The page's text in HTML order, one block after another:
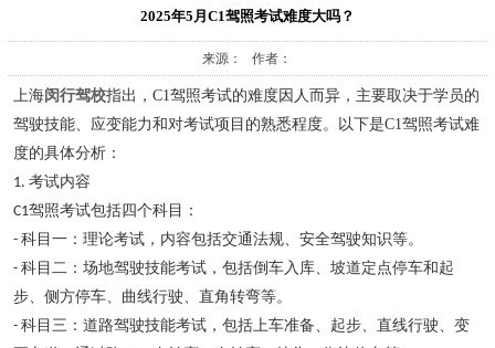
2025年5月C1驾照考试难度大吗？
来源： 作者：
上海闵行驾校指出，C1驾照考试的难度因人而异，主要取决于学员的
驾驶技能、应变能力和对考试项目的熟悉程度。以下是C1驾照考试难
度的具体分析：
1. 考试内容
C1驾照考试包括四个科目：
- 科目一：理论考试，内容包括交通法规、安全驾驶知识等。
- 科目二：场地驾驶技能考试，包括倒车入库、坡道定点停车和起
步、侧方停车、曲线行驶、直角转弯等。
- 科目三：道路驾驶技能考试，包括上车准备、起步、直线行驶、变